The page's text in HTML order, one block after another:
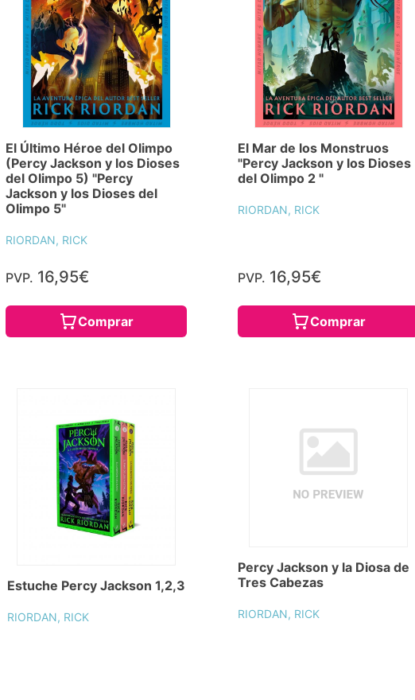
El Último Héroe del Olimpo
(Percy Jackson y los Dioses
del Olimpo 5) "Percy
Jackson y los Dioses del
Olimpo 5"
RIORDAN, RICK
PVP. 16,95€
Comprar
El Mar de los Monstruos
"Percy Jackson y los Dioses
del Olimpo 2 "
RIORDAN, RICK
PVP. 16,95€
Comprar
Estuche Percy Jackson 1,2,3
RIORDAN, RICK
Percy Jackson y la Diosa de
Tres Cabezas
RIORDAN, RICK